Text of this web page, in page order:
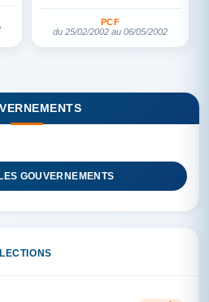
PCF
du 25/02/2002 au 06/05/2002
GOUVERNEMENTS